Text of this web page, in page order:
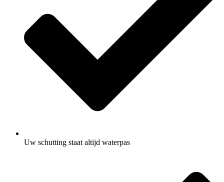
Uw schutting staat altijd waterpas